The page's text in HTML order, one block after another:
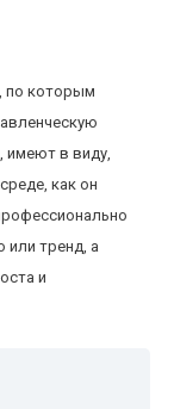
по которым
имеют в виду,
как он
или тренд, а
и